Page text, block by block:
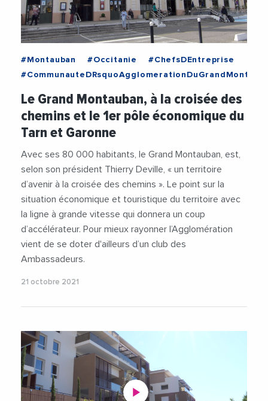
#Montauban #Occitanie
#ChefsDEntreprise
#Montauban
#Musee #Occitanie
#TGV
#ThierryDeville
#Tourisme
#Train
#Urbanisme
#Videos
Le Grand Montauban, à la croisée des
chemins et le 1er pôle économique du
Tarn et Garonne
Avec ses 80 000 habitants, le Grand Montauban, est,
selon son président Thierry Deville, « un territoire
d’avenir à la croisée des chemins ». Le point sur la
situation économique et touristique du territoire avec
la ligne à grande vitesse qui donnera un coup
d’accélérateur. Pour mieux rayonner l’Agglomération
vient de se doter d'ailleurs d’un club des
Ambassadeurs.
21 octobre 2021